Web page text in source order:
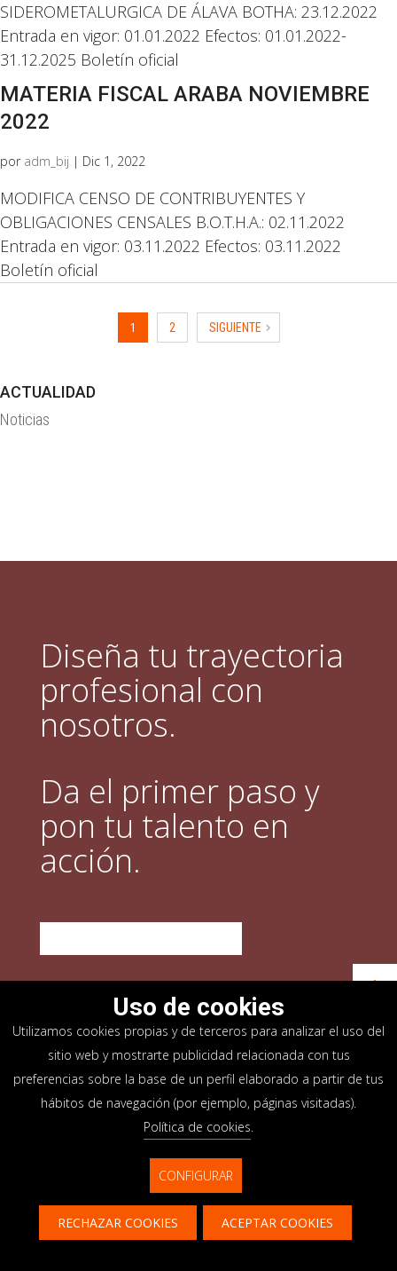
SIDEROMETALURGICA DE ÁLAVA BOTHA: 23.12.2022
Entrada en vigor: 01.01.2022 Efectos: 01.01.2022-
31.12.2025 Boletín oficial
MATERIA FISCAL ARABA NOVIEMBRE
2022
por adm_bij | Dic 1, 2022
MODIFICA CENSO DE CONTRIBUYENTES Y
OBLIGACIONES CENSALES B.O.T.H.A.: 02.11.2022
Entrada en vigor: 03.11.2022 Efectos: 03.11.2022
Boletín oficial
1 2 SIGUIENTE
ACTUALIDAD
Noticias
Diseña tu trayectoria
profesional con
nosotros.
Da el primer paso y
pon tu talento en
acción.
OFICINAS
Arrasate-Mondragón Bilbao
Zamudio
Donostia-San Sebastián
Vitoria-Gasteiz
Madrid
El Astillero Bidart
SEDE SOCIAL
CP 20500 GIPUZKOA – SPAIN
info@lksnext.com
Uso de cookies
Utilizamos cookies propias y de terceros para analizar el uso del
sitio web y mostrarte publicidad relacionada con tus
preferencias sobre la base de un perfil elaborado a partir de tus
hábitos de navegación (por ejemplo, páginas visitadas).
Política de cookies.
CONFIGURAR
RECHAZAR COOKIES ACEPTAR COOKIES